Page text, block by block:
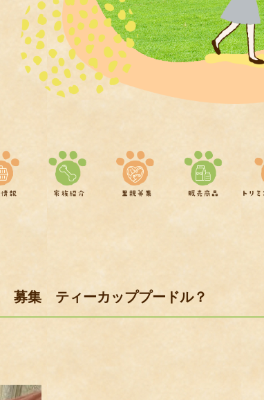
募集 ティーカッププードル？